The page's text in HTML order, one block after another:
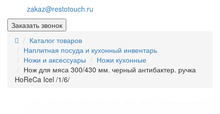
zakaz@restotouch.ru
Заказать звонок
Каталог товаров
Наплитная посуда и кухонный инвентарь
Ножи и аксессуары
Ножи кухонные
Нож для мяса 300/430 мм. черный антибактер. ручка
HoReCa Icel /1/6/